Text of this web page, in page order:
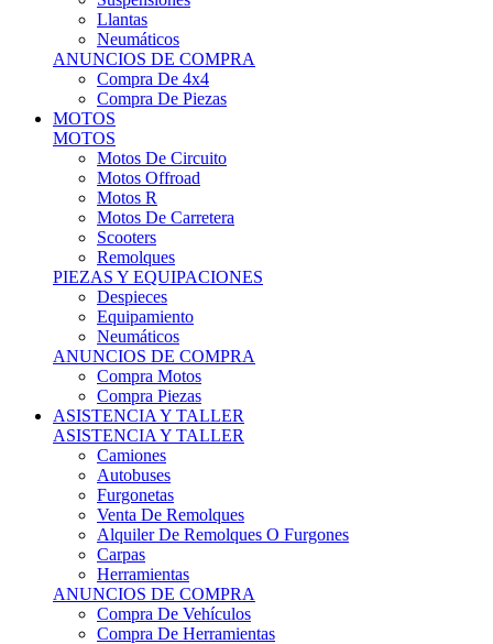
Llantas
Neumáticos
ANUNCIOS DE COMPRA
Compra De 4x4
Compra De Piezas
MOTOS
MOTOS
Motos De Circuito
Motos Offroad
Motos R
Motos De Carretera
Scooters
Remolques
PIEZAS Y EQUIPACIONES
Despieces
Equipamiento
Neumáticos
ANUNCIOS DE COMPRA
Compra Motos
Compra Piezas
ASISTENCIA Y TALLER
ASISTENCIA Y TALLER
Camiones
Autobuses
Furgonetas
Venta De Remolques
Alquiler De Remolques O Furgones
Carpas
Herramientas
ANUNCIOS DE COMPRA
Compra De Vehículos
Compra De Herramientas